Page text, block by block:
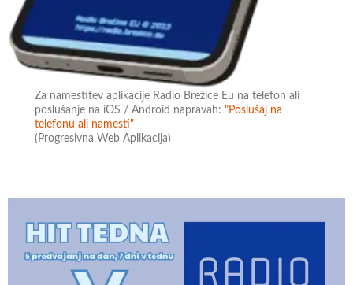
Za namestitev aplikacije Radio Brežice Eu na telefon ali
poslušanje na iOS / Android napravah:"Poslušaj na
telefonu ali namesti"
(Progresivna Web Aplikacija)